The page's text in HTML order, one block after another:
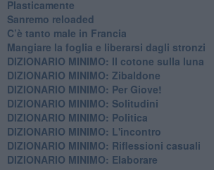
​Plasticamente
Sanremo reloaded
C’è tanto male in Francia
​Mangiare la foglia e liberarsi dagli stronzi
DIZIONARIO MINIMO: Il cotone sulla luna
DIZIONARIO MINIMO: Zibaldone
DIZIONARIO MINIMO: Per Giove!
DIZIONARIO MINIMO: Solitudini
DIZIONARIO MINIMO: Politica
DIZIONARIO MINIMO: L'incontro
DIZIONARIO MINIMO: Riflessioni casuali
DIZIONARIO MINIMO: Elaborare